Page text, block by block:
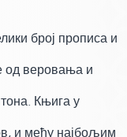
број прописа и
од веровања и
Књига у